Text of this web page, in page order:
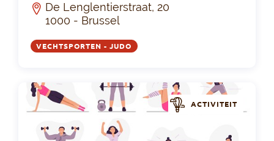
De Lenglentierstraat, 20
1000 - Brussel
VECHTSPORTEN - JUDO
ACTIVITEIT